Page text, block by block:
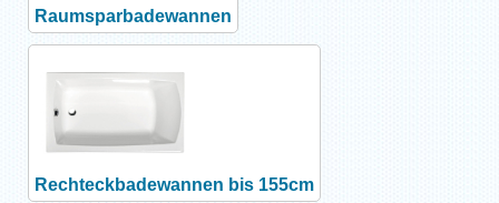
Raumsparbadewannen
Rechteckbadewannen bis 155cm